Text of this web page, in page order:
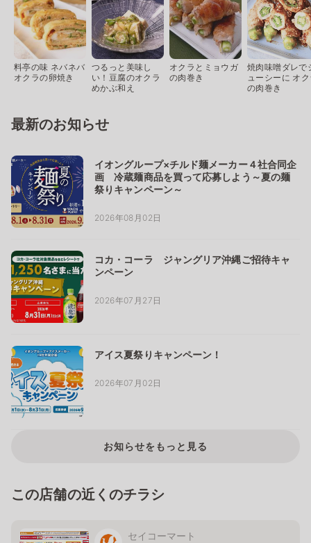
料亭の味 ネバネバ
オクラの卵焼き
つるっと美味し
い！豆腐のオクラ
めかぶ和え
オクラとミョウガ
の肉巻き
焼肉味噌ダレで
ューシーに オ
の肉巻き
最新のお知らせ
イオングループ×チルド麺メーカー４社合同企
画 冷蔵麺商品を買って応募しよう～夏の麺
祭りキャンペーン～
2026年08月02日
コカ・コーラ ジャングリア沖縄ご招待キャ
ンペーン
2026年07月27日
アイス夏祭りキャンペーン！
2026年07月02日
お知らせをもっと見る
この店舗の近くのチラシ
セイコーマート